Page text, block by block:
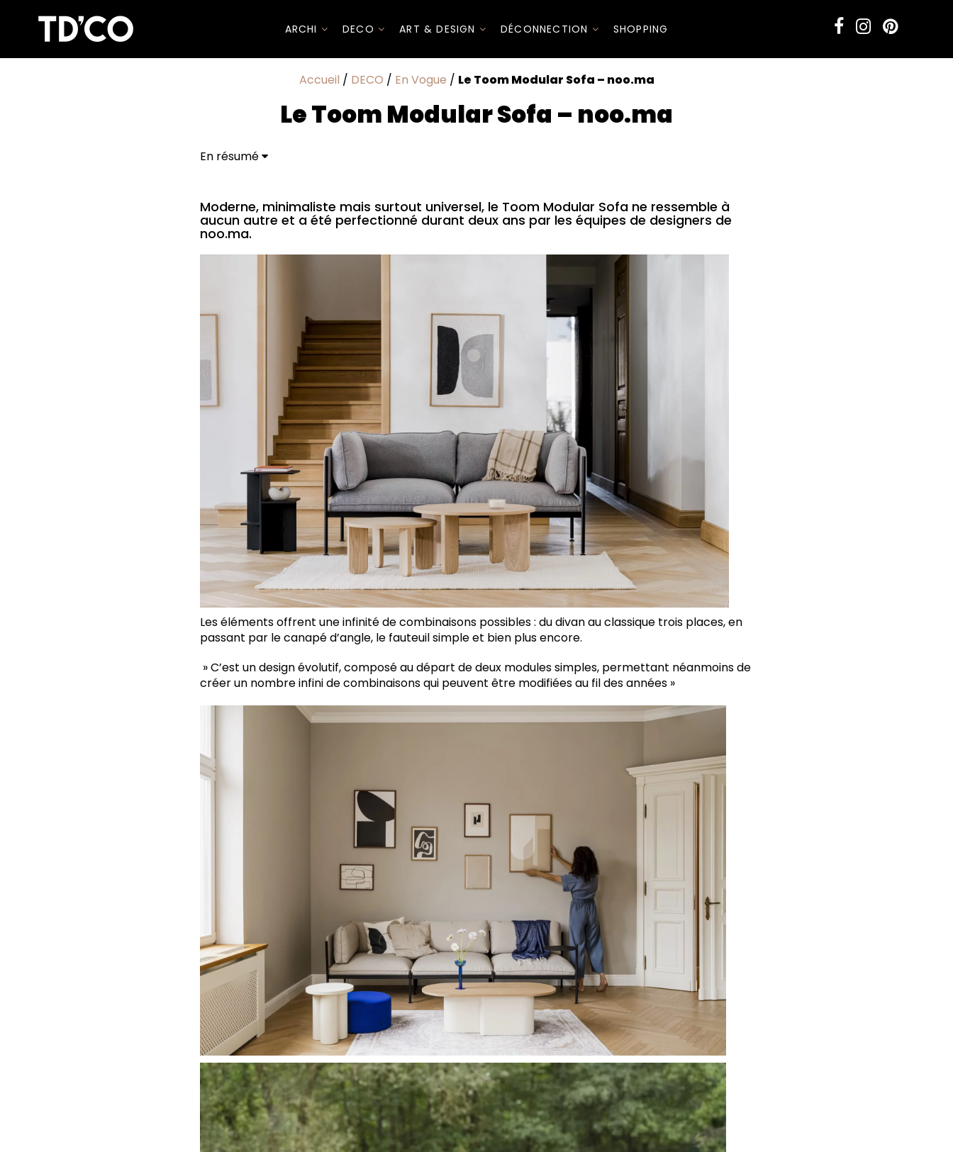
ARCHI DECO ART & DESIGN DÉCONNECTION SHOPPING
Accueil / DECO / En Vogue / Le Toom Modular Sofa – noo.ma
Le Toom Modular Sofa – noo.ma
En résumé
Moderne, minimaliste mais surtout universel, le Toom Modular Sofa ne ressemble à
aucun autre et a été perfectionné durant deux ans par les équipes de designers de
noo.ma.
Les éléments offrent une infinité de combinaisons possibles : du divan au classique trois places, en
passant par le canapé d’angle, le fauteuil simple et bien plus encore.
» C’est un design évolutif, composé au départ de deux modules simples, permettant néanmoins de
créer un nombre infini de combinaisons qui peuvent être modifiées au fil des années »